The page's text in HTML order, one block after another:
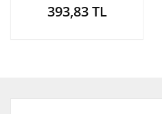
2008- / Ceed 2006-2012 /
Rio 2005- / Sportage 2008-
393,83 TL